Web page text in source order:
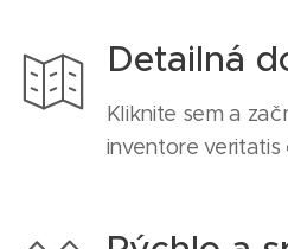
Detailná
Kliknite sem a
inventore